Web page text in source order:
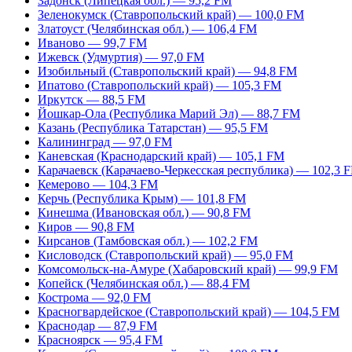
Зеленокумск (Ставропольский край) — 100,0 FM
Златоуст (Челябинская обл.) — 106,4 FM
Иваново — 99,7 FM
Ижевск (Удмуртия) — 97,0 FM
Изобильный (Ставропольский край) — 94,8 FM
Ипатово (Ставропольский край) — 105,3 FM
Иркутск — 88,5 FM
Йошкар-Ола (Республика Марий Эл) — 88,7 FM
Казань (Республика Татарстан) — 95,5 FM
Калининград — 97,0 FM
Каневская (Краснодарский край) — 105,1 FM
Карачаевск (Карачаево-Черкесская республика) — 102,3
Кемерово — 104,3 FM
Керчь (Республика Крым) — 101,8 FM
Кинешма (Ивановская обл.) — 90,8 FM
Киров — 90,8 FM
Кирсанов (Тамбовская обл.) — 102,2 FM
Кисловодск (Ставропольский край) — 95,0 FM
Комсомольск-на-Амуре (Хабаровский край) — 99,9 FM
Копейск (Челябинская обл.) — 88,4 FM
Кострома — 92,0 FM
Красногвардейское (Ставропольский край) — 104,5 FM
Краснодар — 87,9 FM
Красноярск — 95,4 FM